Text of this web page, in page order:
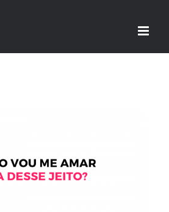
ME AMAR FEIA DESSE
JEITO?